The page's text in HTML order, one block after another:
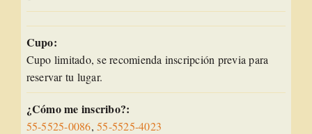
Cupo:
Cupo limitado, se recomienda inscripción previa para
reservar tu lugar.
¿Cómo me inscribo?:
55-5525-0086,55-5525-4023